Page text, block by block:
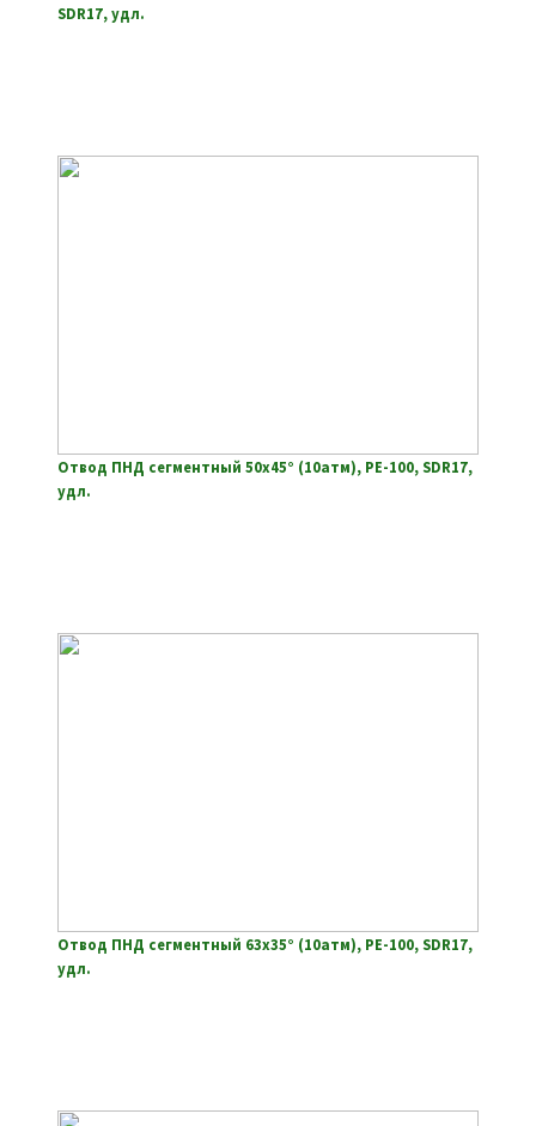
SDR17, удл.
Отвод ПНД сегментный 50х45° (10атм), РЕ-100, SDR17,
удл.
Отвод ПНД сегментный 63х35° (10атм), РЕ-100, SDR17,
удл.